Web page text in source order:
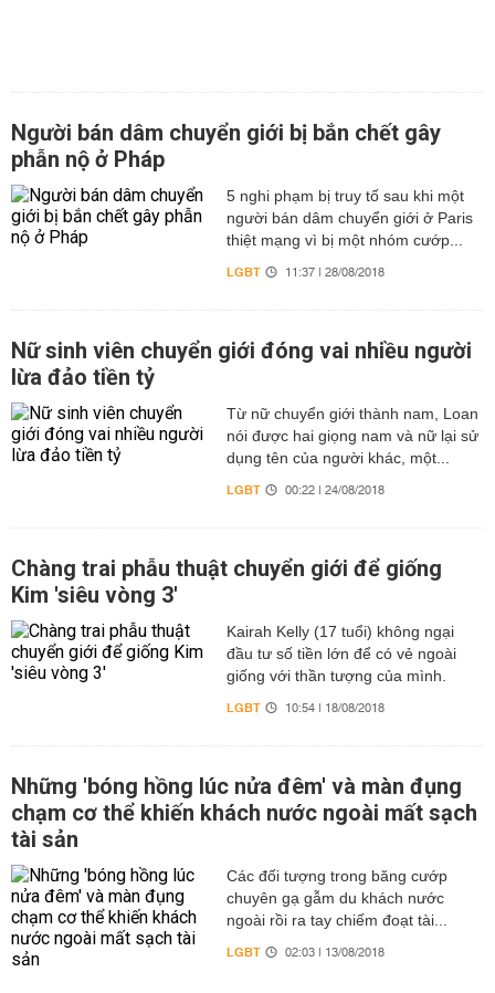
Người bán dâm chuyển giới bị bắn chết gây
phẫn nộ ở Pháp
5 nghi phạm bị truy tố sau khi một
người bán dâm chuyển giới ở Paris
thiệt mạng vì bị một nhóm cướp...
LGBT 11:37 | 28/08/2018
Nữ sinh viên chuyển giới đóng vai nhiều người
lừa đảo tiền tỷ
Từ nữ chuyển giới thành nam, Loan
nói được hai giọng nam và nữ lại sử
dụng tên của người khác, một...
LGBT 00:22 | 24/08/2018
Chàng trai phẫu thuật chuyển giới để giống
Kim 'siêu vòng 3'
Kairah Kelly (17 tuổi) không ngại
đầu tư số tiền lớn để có vẻ ngoài
giống với thần tượng của mình.
LGBT 10:54 | 18/08/2018
Những 'bóng hồng lúc nửa đêm' và màn đụng
chạm cơ thể khiến khách nước ngoài mất sạch
tài sản
Các đối tượng trong băng cướp
chuyên gạ gẫm du khách nước
ngoài rồi ra tay chiếm đoạt tài...
LGBT 02:03 | 13/08/2018